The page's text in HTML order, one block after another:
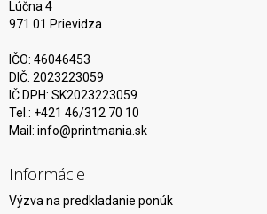
Lúčna 4
971 01 Prievidza
IČO: 46046453
DIČ: 2023223059
IČ DPH: SK2023223059
Tel.: +421 46/312 70 10
Mail: info@printmania.sk
Informácie
Výzva na predkladanie ponúk